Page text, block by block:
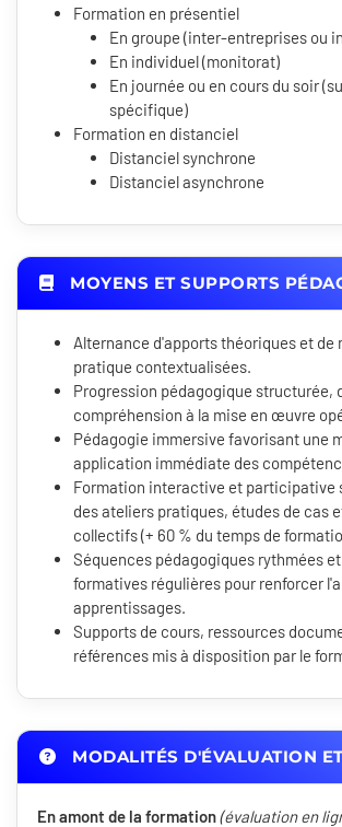
Formation en présentiel
En groupe (inter-entreprises ou
En individuel (monitorat)
En journée ou en cours du soir
spécifique)
Formation en distanciel
Distanciel synchrone
Distanciel asynchrone
MOYENS ET SUPPORTS
Alternance d'apports théoriques et de
pratique contextualisées.
Progression pédagogique structurée,
compréhension à la mise en œuvre
Pédagogie immersive favorisant une
application immédiate des
Formation interactive et participative
des ateliers pratiques, études de cas
collectifs (+ 60 % du temps de
Séquences pédagogiques rythmées
formatives régulières pour renforcer
apprentissages.
Supports de cours, ressources
références mis à disposition par le
MODALITÉS D'ÉVALUATION
En amont de la formation(évaluation en